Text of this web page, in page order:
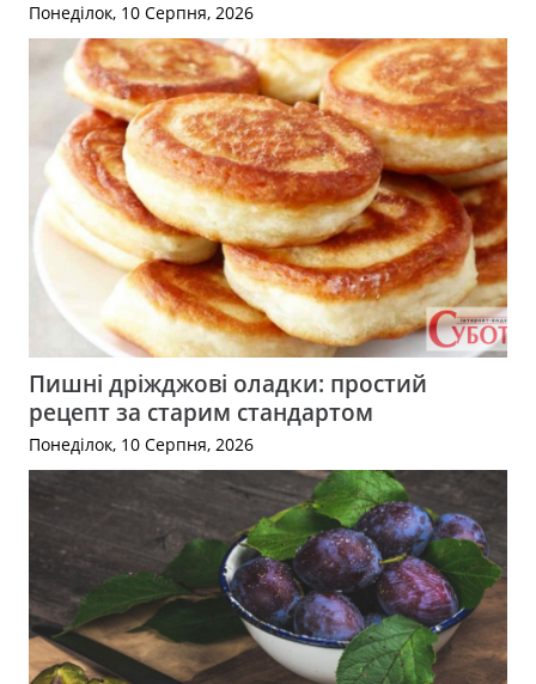
Понеділок, 10 Серпня, 2026
Пишні дріжджові оладки: простий
рецепт за старим стандартом
Понеділок, 10 Серпня, 2026